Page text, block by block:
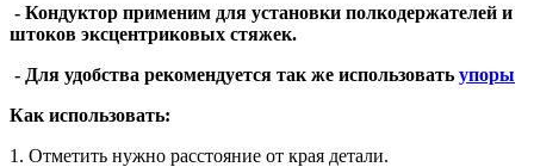
- Кондуктор применим для установки полкодержателей и
штоков эксцентриковых стяжек.
- Для удобства рекомендуется так же использовать упоры
Как использовать:
1. Отметить нужно расстояние от края детали.